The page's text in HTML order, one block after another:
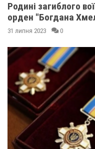
Родині загиблого
орден "Богдана
31 липня 2023 0